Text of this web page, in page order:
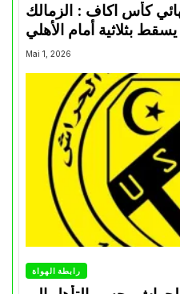
كأس اكاف : الزمالك
Mai 1, 2026
رابطة الهواة